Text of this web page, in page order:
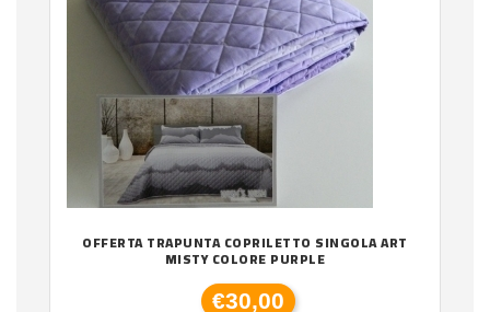
OFFERTA TRAPUNTA COPRILETTO SINGOLA ART
MISTY COLORE PURPLE
€30,00